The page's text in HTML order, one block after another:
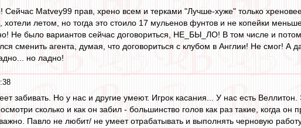
Matvey99 прав, хрено всем и терками "Лучше-хуже" только
хотели летом, но тогда это стоило 17 мульенов фунтов и не копейки
Не было вариантов сейчас договориться, НЕ_БЫ_ЛО! В том числе и
сменить агента, думая, что договориться с клубом в Англии! Не смог! А
но ладно!
забивать. Но у нас и другие умеют. Игрок касания... У нас есть
сколько и как он забил - большинство голов как раз такие, когда он
Павло не любит/ не умеет отрабатывать и выполнять черновую